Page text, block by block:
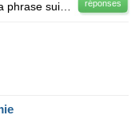
réponses